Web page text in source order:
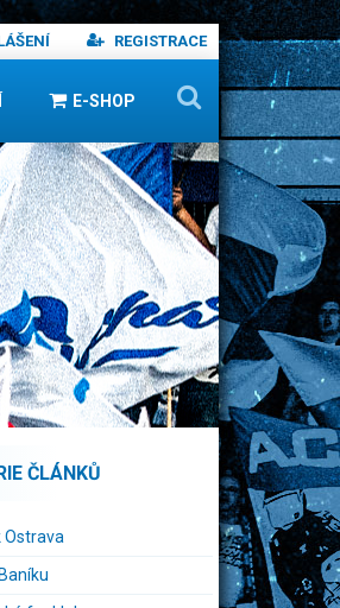
REGISTRACE
E-SHOP
ČLÁNKŮ
Ostrava